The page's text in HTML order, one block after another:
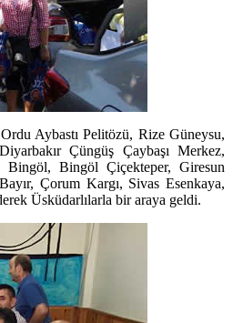
Aybastı Pelitözü, Rize Güneysu,
Çüngüş Çaybaşı Merkez,
Bingöl, Bingöl Çiçekteper, Giresun
Çorum Kargı, Sivas Esenkaya,
Üsküdarlılarla bir araya geldi.